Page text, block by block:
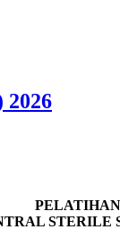
2026
STERILE